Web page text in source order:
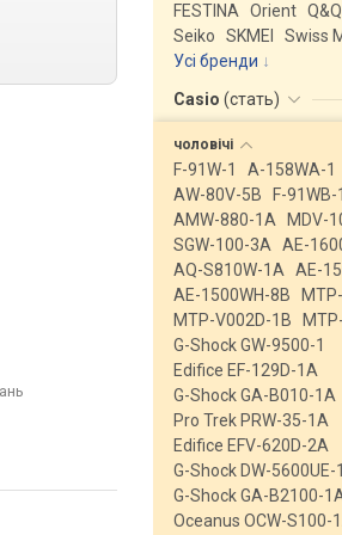
FESTINA
Orient Q&Q
Seiko
SKMEI Swiss
Усі бренди
Casio (стать)
чоловічі
F-91W-1 A-158WA-1
AW-80V-5B
F-91WB-
AMW-880-1A
MDV-
SGW-100-3A
AE-
AQ-S810W-1A
AE-
AE-1500WH-8B
MTP-V002D-1B
G-Shock GW-9500-1
Edifice EF-129D-1A
G-Shock GA-B010-1A
Pro Trek PRW-35-1A
Edifice EFV-620D-2A
G-Shock DW-5600UE-1
G-Shock GA-B2100-
Oceanus OCW-S100-